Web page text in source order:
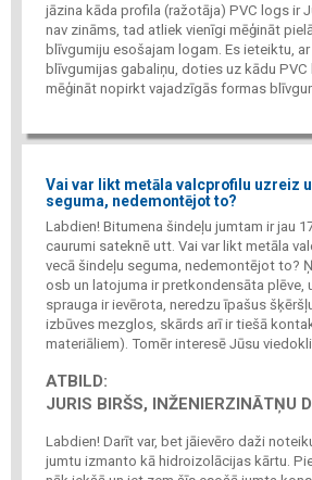
jāzina kāda profila (ražotāja) PVC logs ir
nav zināms, tad atliek vienīgi mēģināt
blīvgumiju esošajam logam. Es ieteiktu,
blīvgumijas gabaliņu, doties uz kādu
mēģināt nopirkt vajadzīgās formas
Vai var likt metāla valcprofilu uzreiz
seguma, nedemontējot to?
Labdien! Bitumena šindeļu jumtam ir jau
caurumi sateknē utt. Vai var likt metāla
vecā šindeļu seguma, nedemontējot to?
osb un latojuma ir pretkondensāta plēve,
sprauga ir ievērota, neredzu īpašus
izbūves mezglos, skārds arī ir tiešā
materiāliem). Tomēr interesē Jūsu
ATBILD:
JURIS BIRŠS, INŽENIERZINĀTŅU
Labdien! Darīt var, bet jāievēro daži
jumtu izmanto kā hidroizolācijas kārtu.